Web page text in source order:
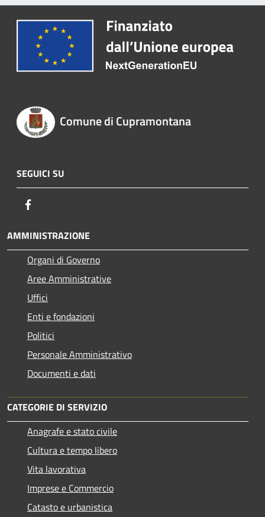
Comune di Cupramontana
SEGUICI SU
AMMINISTRAZIONE
Organi di Governo
Aree Amministrative
Uffici
Enti e fondazioni
Politici
Personale Amministrativo
Documenti e dati
CATEGORIE DI SERVIZIO
Anagrafe e stato civile
Cultura e tempo libero
Vita lavorativa
Imprese e Commercio
Catasto e urbanistica